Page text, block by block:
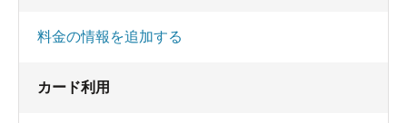
料金の情報を追加する
カード利用